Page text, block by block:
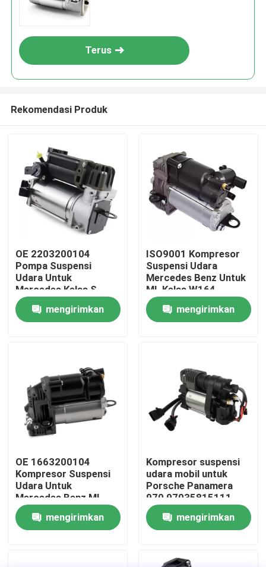
Rumah
Produk
Video
Tur Pabrik
Kontrol kualitas
Berita
Kasus
Terus
Rekomendasi Produk
OE 2203200104
Pompa Suspensi
Udara Untuk
Mercedes Kelas S
W220 Airmatic
mengirimkan
ISO9001 Kompresor
Suspensi Udara
Mercedes Benz Untuk
ML Kelas W164
1643201204
mengirimkan
OE 1663200104
Kompresor Suspensi
Udara Untuk
Mercedes Benz ML-
Kelas W166
mengirimkan
Kompresor suspensi
udara mobil untuk
Porsche Panamera
970 97035815111
mengirimkan